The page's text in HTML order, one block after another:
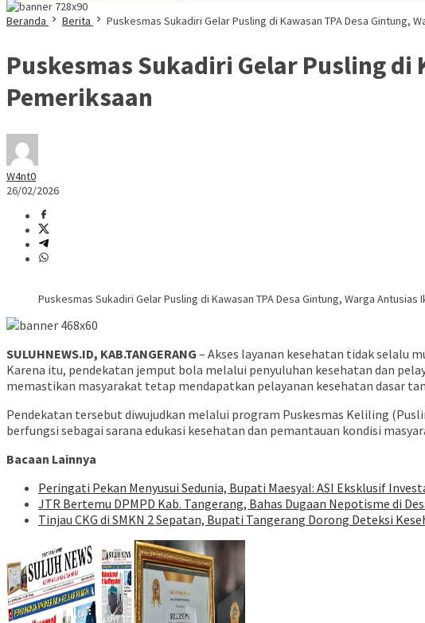
Beranda
Berita Puskesmas Sukadiri Gelar Pusling di Kawasan TPA Desa Gintung,
Puskesmas Sukadiri Gelar Pusling di
Pemeriksaan
W4nt0
26/02/2026
Puskesmas Sukadiri Gelar Pusling di Kawasan TPA Desa Gintung, Warga Antusias
SULUHNEWS.ID, KAB.TANGERANG – Akses layanan kesehatan tidak selalu
Karena itu, pendekatan jemput bola melalui penyuluhan kesehatan dan
memastikan masyarakat tetap mendapatkan pelayanan kesehatan dasar
Pendekatan tersebut diwujudkan melalui program Puskesmas Keliling
berfungsi sebagai sarana edukasi kesehatan dan pemantauan kondisi
Bacaan Lainnya
Peringati Pekan Menyusui Sedunia, Bupati Maesyal: ASI Eksklusif
JTR Bertemu DPMPD Kab. Tangerang, Bahas Dugaan Nepotisme di
Tinjau CKG di SMKN 2 Sepatan, Bupati Tangerang Dorong Deteksi